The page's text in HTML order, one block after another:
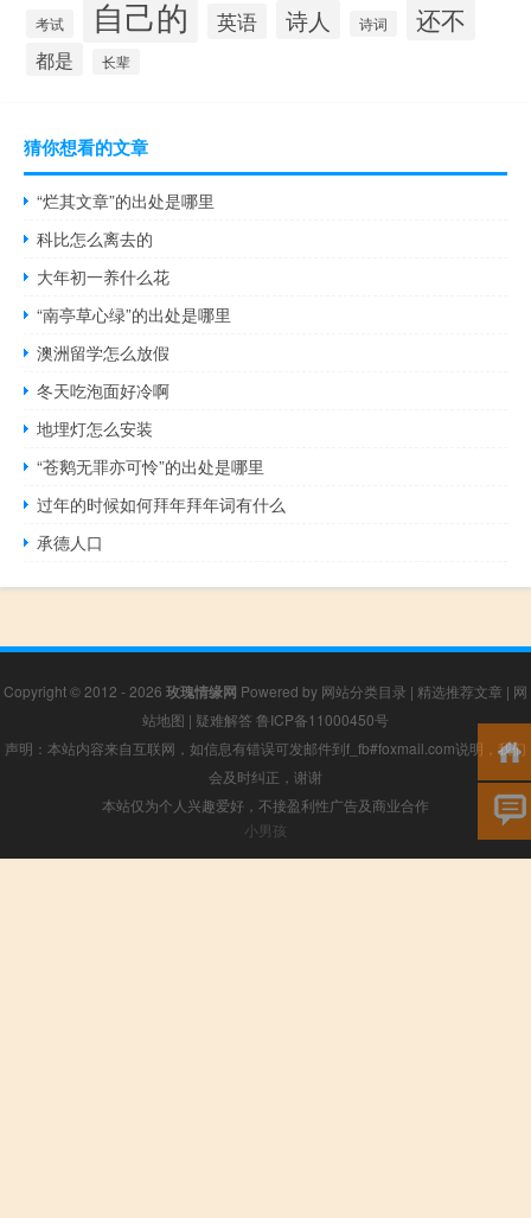
考试
自己的 英语 诗人 诗词 还不
都是 长辈
猜你想看的文章
“烂其文章”的出处是哪里
科比怎么离去的
大年初一养什么花
“南亭草心绿”的出处是哪里
澳洲留学怎么放假
冬天吃泡面好冷啊
地埋灯怎么安装
“苍鹅无罪亦可怜”的出处是哪里
过年的时候如何拜年拜年词有什么
承德人口
Copyright © 2012 - 2026 玫瑰情缘网 Powered by 网站分类目录 | 精选推荐文章 | 网
站地图 | 疑难解答 鲁ICP备11000450号
声明：本站内容来自互联网，如信息有错误可发邮件到f_fb#foxmail.com说明，我们
会及时纠正，谢谢
本站仅为个人兴趣爱好，不接盈利性广告及商业合作
小男孩